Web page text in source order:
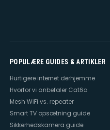
POPULÆRE GUIDES & ARTIKLER
Hurtigere internet derhjemme
Hvorfor vi anbefaler Cat6a
Mesh WiFi vs. repeater
Smart TV opsætning guide
Sikkerhedskamera guide